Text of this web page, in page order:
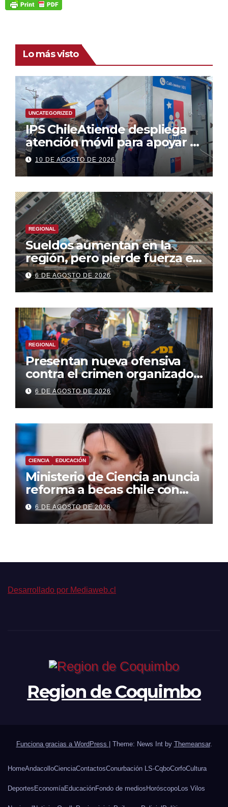
Lo más visto
UNCATEGORIZED
IPS ChileAtiende despliega
atención móvil para apoyar a
familias afectadas por la
emergencia
10 DE AGOSTO DE 2026
REGIONAL
Sueldos aumentan en la
región, pero pierde fuerza el
empleo formal
6 DE AGOSTO DE 2026
REGIONAL
Presentan nueva ofensiva
contra el crimen organizado:
más control territorial,
cárceles más estrictas y
decomiso de bienes
6 DE AGOSTO DE 2026
CIENCIA EDUCACIÓN
Ministerio de Ciencia anuncia
reforma a becas chile con
foco en áreas estratégicas y
descentralización
6 DE AGOSTO DE 2026
Desarrollado por Mediaweb.cl
Region de Coquimbo
Funciona gracias a WordPress | Theme: News Int by Themeansar.
HomeAndacolloCienciaContactosConurbación LS-CqboCorfoCultura
Deportes EconomíaEducaciónFondo de medios Horóscopo Los Vilos